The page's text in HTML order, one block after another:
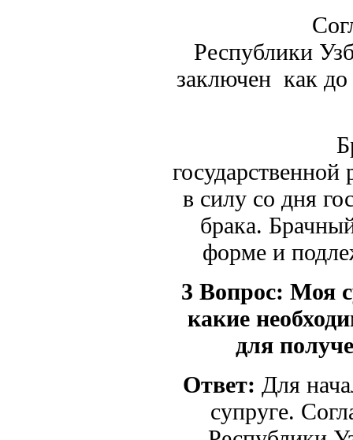
Согласно
Республики
заключен как до
государственной
в силу со дня
брака.
форме и
3 Вопрос: Моя
какие
для
Ответ: Для
супруге.